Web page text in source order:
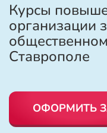
Курсы
организации
Ставрополе
ОФОРМИТЬ